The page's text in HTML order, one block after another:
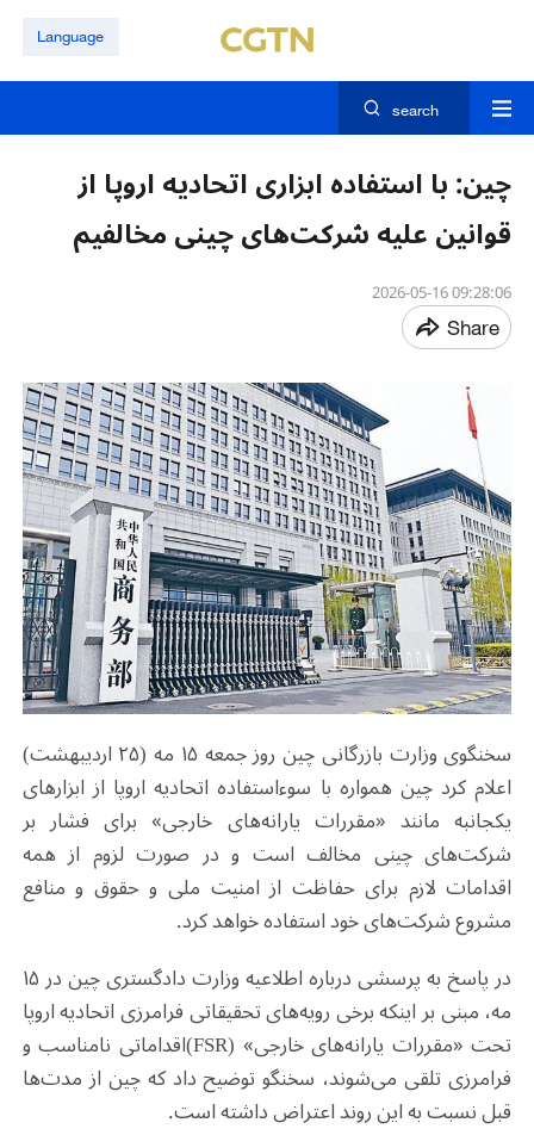
Language
search
چین: با استفاده ابزاری اتحادیه اروپا از
قوانین علیه شرکت‌های چینی مخالفیم
09:28:06 2026-05-16
Share
سخنگوی وزارت بازرگانی چین روز جمعه ۱۵ مه (۲۵ اردیبهشت)
اعلام کرد چین همواره با سوءاستفاده اتحادیه اروپا از ابزارهای
یکجانبه مانند «مقررات یارانه‌های خارجی» برای فشار بر
شرکت‌های چینی مخالف است و در صورت لزوم از همه
اقدامات لازم برای حفاظت از امنیت ملی و حقوق و منافع
مشروع شرکت‌های خود استفاده خواهد کرد.
در پاسخ به پرسشی درباره اطلاعیه وزارت دادگستری چین در ۱۵
مه، مبنی بر اینکه برخی رویه‌های تحقیقاتی فرامرزی اتحادیه اروپا
تحت «مقررات یارانه‌های خارجی» (FSR)اقداماتی نامناسب و
فرامرزی تلقی می‌شوند، سخنگو توضیح داد که چین از مدت‌ها
قبل نسبت به این روند اعتراض داشته است.